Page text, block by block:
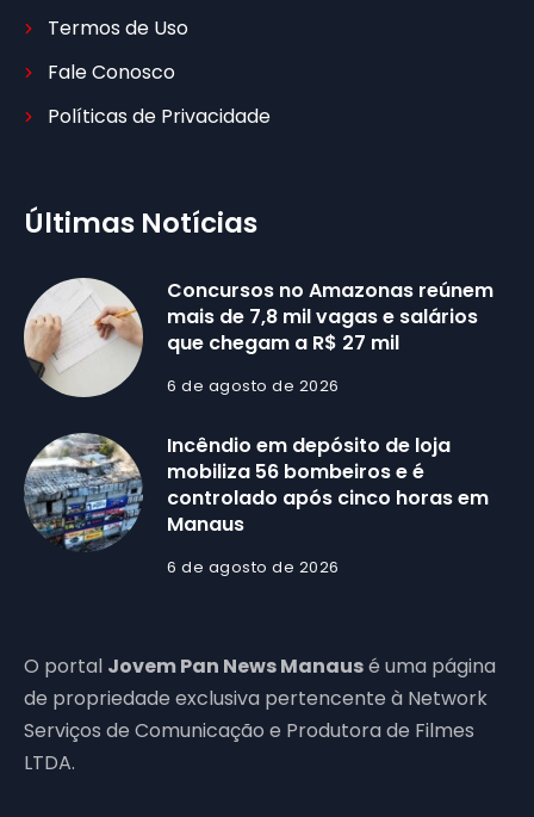
Termos de Uso
Fale Conosco
Políticas de Privacidade
Últimas Notícias
Concursos no Amazonas reúnem
mais de 7,8 mil vagas e salários
que chegam a R$ 27 mil
6 de agosto de 2026
Incêndio em depósito de loja
mobiliza 56 bombeiros e é
controlado após cinco horas em
Manaus
6 de agosto de 2026
O portal Jovem Pan News Manausé uma página
de propriedade exclusiva pertencente à Network
Serviços de Comunicação e Produtora de Filmes
LTDA.